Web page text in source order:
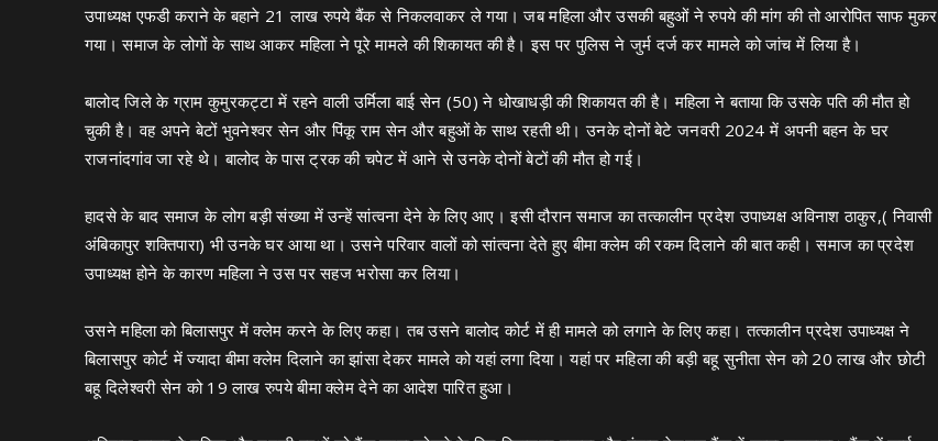
उपाध्यक्ष एफडी कराने के बहाने 21 लाख रुपये बैंक से निकलवाकर ले गया। जब महिला और उसकी बहुओं ने रुपये की मांग की तो आरोपित साफ मुकर
गया। समाज के लोगों के साथ आकर महिला ने पूरे मामले की शिकायत की है। इस पर पुलिस ने जुर्म दर्ज कर मामले को जांच में लिया है।
बालोद जिले के ग्राम कुमुरकट्टा में रहने वाली उर्मिला बाई सेन (50) ने धोखाधड़ी की शिकायत की है। महिला ने बताया कि उसके पति की मौत हो
चुकी है। वह अपने बेटों भुवनेश्वर सेन और पिंकू राम सेन और बहुओं के साथ रहती थी। उनके दोनों बेटे जनवरी 2024 में अपनी बहन के घर
राजनांदगांव जा रहे थे। बालोद के पास ट्रक की चपेट में आने से उनके दोनों बेटों की मौत हो गई।
हादसे के बाद समाज के लोग बड़ी संख्या में उन्हें सांत्वना देने के लिए आए। इसी दौरान समाज का तत्कालीन प्रदेश उपाध्यक्ष अविनाश ठाकुर,( निवासी
अंबिकापुर शक्तिपारा) भी उनके घर आया था। उसने परिवार वालों को सांत्वना देते हुए बीमा क्लेम की रकम दिलाने की बात कही। समाज का प्रदेश
उपाध्यक्ष होने के कारण महिला ने उस पर सहज भरोसा कर लिया।
उसने महिला को बिलासपुर में क्लेम करने के लिए कहा। तब उसने बालोद कोर्ट में ही मामले को लगाने के लिए कहा। तत्कालीन प्रदेश उपाध्यक्ष ने
बिलासपुर कोर्ट में ज्यादा बीमा क्लेम दिलाने का झांसा देकर मामले को यहां लगा दिया। यहां पर महिला की बड़ी बहू सुनीता सेन को 20 लाख और छोटी
बहू दिलेश्वरी सेन को 19 लाख रुपये बीमा क्लेम देने का आदेश पारित हुआ।